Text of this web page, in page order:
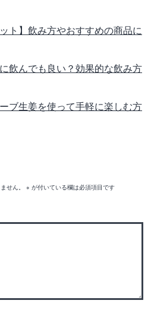
ト】飲み方やおすすめの商品に
飲んでも良い？効果的な飲み方
ブ生姜を使って手軽に楽しむ方
せん。 ※ が付いている欄は必須項目です